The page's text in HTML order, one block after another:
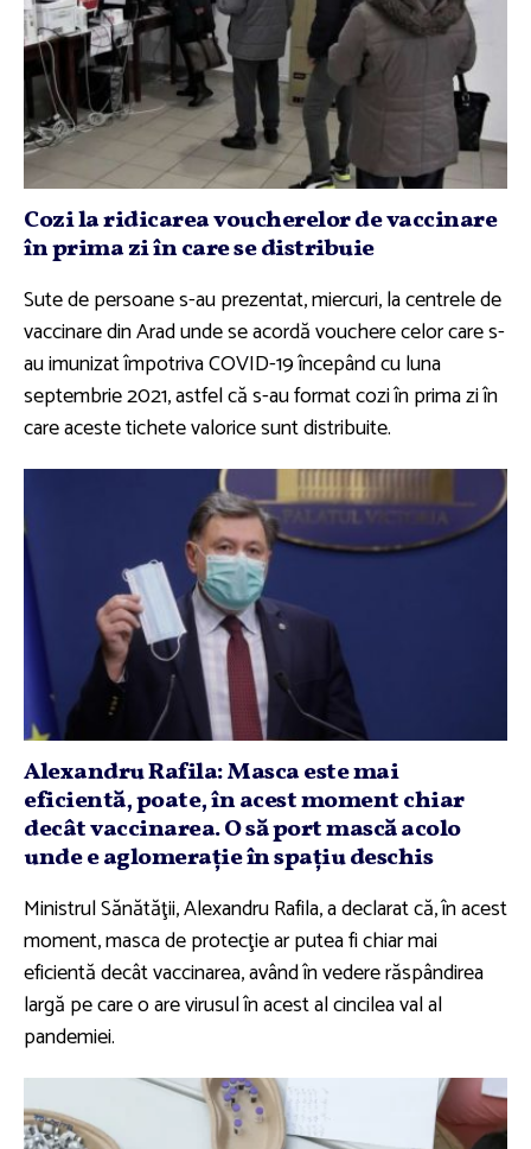
Cozi la ridicarea voucherelor de vaccinare
în prima zi în care se distribuie
Sute de persoane s-au prezentat, miercuri, la centrele de
vaccinare din Arad unde se acordă vouchere celor care s-
au imunizat împotriva COVID-19 începând cu luna
septembrie 2021, astfel că s-au format cozi în prima zi în
care aceste tichete valorice sunt distribuite.
Alexandru Rafila: Masca este mai
eficientă, poate, în acest moment chiar
decât vaccinarea. O să port mască acolo
unde e aglomeraţie în spaţiu deschis
Ministrul Sănătăţii, Alexandru Rafila, a declarat că, în acest
moment, masca de protecţie ar putea fi chiar mai
eficientă decât vaccinarea, având în vedere răspândirea
largă pe care o are virusul în acest al cincilea val al
pandemiei.